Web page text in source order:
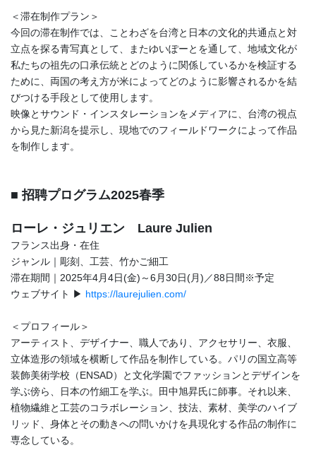
＜滞在制作プラン＞
今回の滞在制作では、ことわざを台湾と日本の文化的共通点と対
立点を探る青写真として、またゆいぽーとを通して、地域文化が
私たちの祖先の口承伝統とどのように関係しているかを検証する
ために、両国の考え方が米によってどのように影響されるかを結
びつける手段として使用します。
映像とサウンド・インスタレーションをメディアに、台湾の視点
から見た新潟を提示し、現地でのフィールドワークによって作品
を制作します。
■ 招聘プログラム2025春季
ローレ・ジュリエン Laure Julien
フランス出身・在住
ジャンル｜彫刻、工芸、竹かご細工
滞在期間｜2025年4月4日(金)～6月30日(月)／88日間※予定
ウェブサイト ▶ https://laurejulien.com/
＜プロフィール＞
アーティスト、デザイナー、職人であり、アクセサリー、衣服、
立体造形の領域を横断して作品を制作している。パリの国立高等
装飾美術学校（ENSAD）と文化学園でファッションとデザインを
学ぶ傍ら、日本の竹細工を学ぶ。田中旭昇氏に師事。それ以来、
植物繊維と工芸のコラボレーション、技法、素材、美学のハイブ
リッド、身体とその動きへの問いかけを具現化する作品の制作に
専念している。